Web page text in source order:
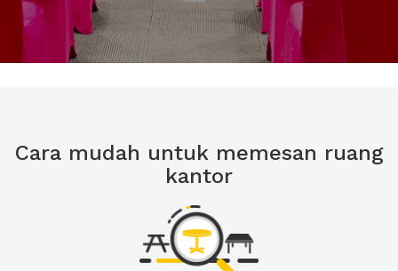
Cara mudah untuk memesan ruang
kantor